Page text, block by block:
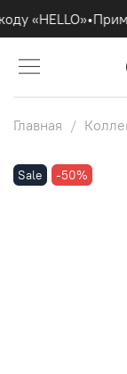
«HELLO»•
Главная
Sale -50%